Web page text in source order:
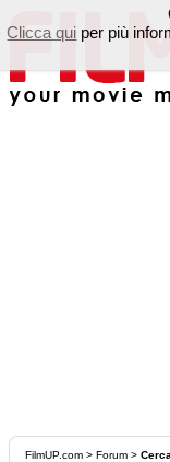
FilmUP.com > Forum > Cerca
Clicca qui per più